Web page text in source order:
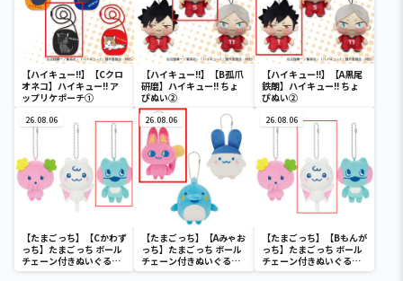
【ハイキュー!!】【Cクロ
オネコ】ハイキュー!! ア
ップリケポーチ①
【ハイキュー!!】【B孤爪
研磨】ハイキュー!! ちょ
ぴぬい②
【ハイキュー!!】【A黒尾
鉄朗】ハイキュー!! ちょ
ぴぬい②
26.08.06
【たまごっち】【Cかわず
っち】たまごっち ボール
チェーン付きぬいぐるみ
～Tamagotchi
26.08.06
【たまごっち】【Aみゃお
っち】たまごっち ボール
チェーン付きぬいぐるみ
～Tamagotchi
26.08.06
【たまごっち】【Bもんが
っち】たまごっち ボール
チェーン付きぬいぐるみ
～Tamagotchi